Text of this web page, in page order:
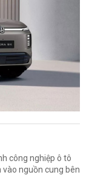
công nghiệp ô tô
nguồn cung bên